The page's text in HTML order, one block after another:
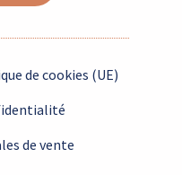
de cookies (UE)
de vente